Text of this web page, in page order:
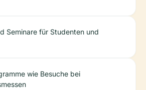
Seminare für Studenten und
wie Besuche bei